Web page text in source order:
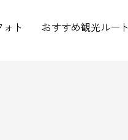
ト おすすめ観光ルート